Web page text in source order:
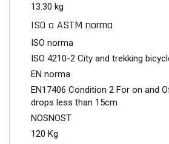
13.30 kg
ISO a ASTM norma
ISO norma
ISO 4210-2 City and trekking
EN norma
EN17406 Condition 2 For on and
drops less than 15cm
NOSNOST
120 Kg